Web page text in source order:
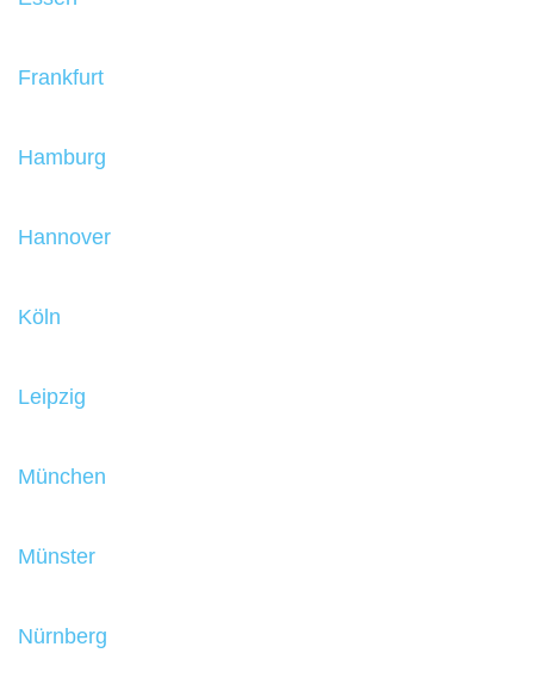
Frankfurt
Hamburg
Hannover
Köln
Leipzig
München
Münster
Nürnberg